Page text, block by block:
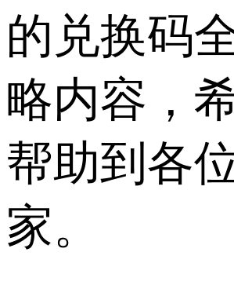
的兑换码
略内容，
帮助到各
家。